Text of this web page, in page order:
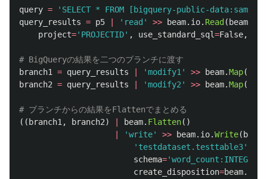
query = ' SELECT * FROM [bigquery-public-
query_results = p5 ' read ' >> beam. io. Read ( beam
project=' PROJECTID' , use_standard_sql=False,
branch1
= query_results 'modify1 ' >> beam.Map(
branch2 = query_results 'modify2 ' >> beam.Map(
(( branch1 , branch2) beam. Flatten()
'write' >> beam. io.Write( beam
' testdataset.testtable3'
schema='
create_disposition=beam.